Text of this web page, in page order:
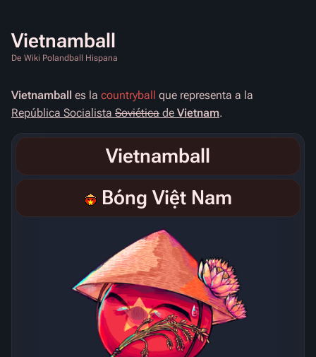
Vietnamball
De Wiki Polandball Hispana
Vietnamball es la countryball que representa a la
República Socialista Soviética de Vietnam.
Vietnamball
Bóng Việt Nam